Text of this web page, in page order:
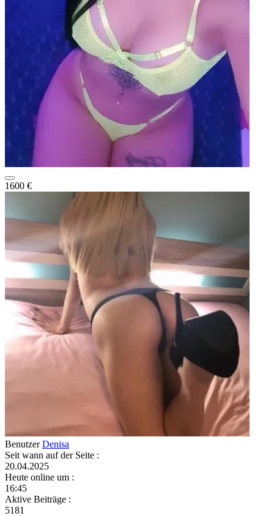
1600 €
BenutzerDenisa
Seit wann auf der Seite :
20.04.2025
Heute online um :
16:45
Aktive Beiträge :
5181